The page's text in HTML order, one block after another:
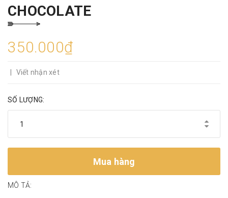
CHOCOLATE
350.000₫
Viết nhận xét
SỐ LƯỢNG:
Mua hàng
MÔ TẢ: